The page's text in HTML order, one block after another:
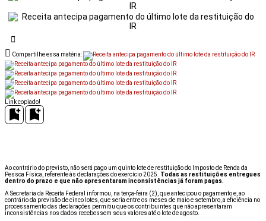
Compartilhe essa matéria:
Link copiado!
Ao contrário do previsto, não será pago um quinto lote de restituição do Imposto de Renda da
Pessoa Física, referente às declarações do exercício 2025.
Todas as restituições entregues
dentro do prazo e que não apresentaram inconsistências já foram pagas.
A Secretaria da Receita Federal informou, na terça-feira (2), que antecipou o pagamento e, ao
contrário da previsão de cinco lotes, que seria entre os meses de maio e setembro, a eficiência no
processamento das declarações permitiu que os contribuintes que não apresentaram
inconsistências nos dados recebessem seus valores até o lote de agosto.